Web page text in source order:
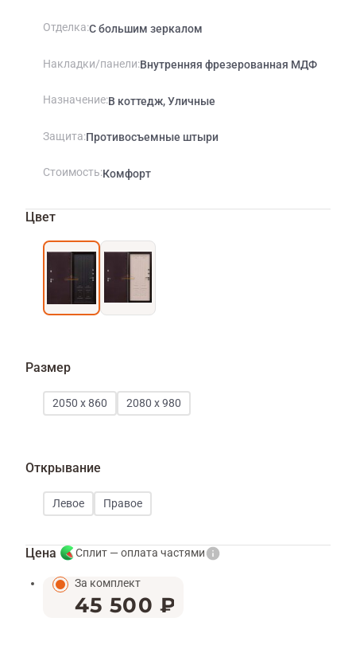
Отделка С большим зеркалом
Накладки/панели Внутренняя фрезерованная МДФ
Назначение В коттедж, Уличные
Защита Противосъемные штыри
Стоимость Комфорт
Цвет
Размер
2050 х 860 2080 x 980
Открывание
Левое Правое
Цена Сплит — оплата частями
За комплект
45 500 ₽